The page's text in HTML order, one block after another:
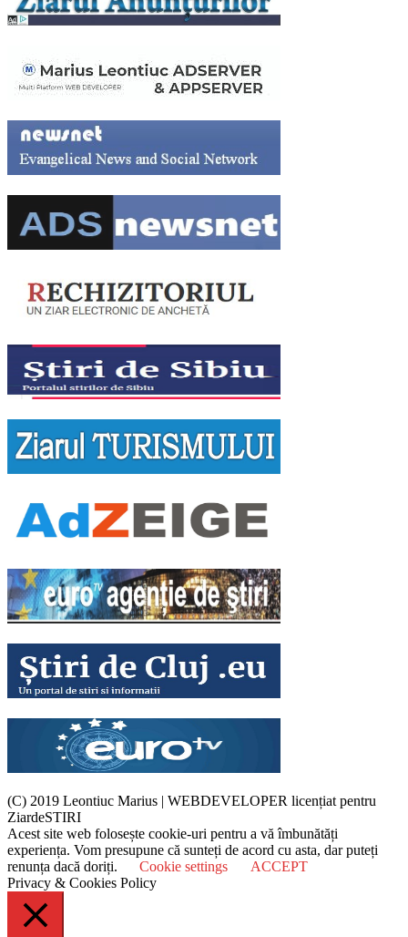
(C) 2019 Leontiuc Marius
WEBDEVELOPER licențiat pentru
ZiardeSTIRI
Acest site web folosește cookie-uri pentru a vă îmbunătăți
experiența. Vom presupune că sunteți de acord cu asta, dar puteți
renunța dacă doriți.
Cookie settings
ACCEPT
Privacy & Cookies Policy